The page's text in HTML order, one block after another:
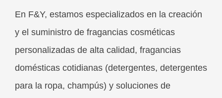
En F&Y, estamos especializados en la creación
y el suministro de fragancias cosméticas
personalizadas de alta calidad, fragancias
domésticas cotidianas (detergentes, detergentes
para la ropa, champús) y soluciones de